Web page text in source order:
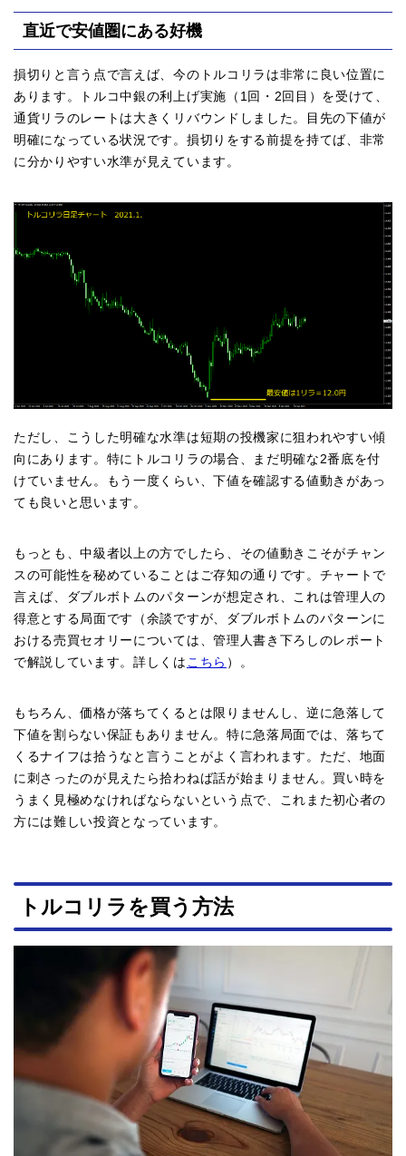
直近で安値圏にある好機
損切りと言う点で言えば、今のトルコリラは非常に良い位置に
あります。トルコ中銀の利上げ実施（1回・2回目）を受けて、
通貨リラのレートは大きくリバウンドしました。目先の下値が
明確になっている状況です。損切りをする前提を持てば、非常
に分かりやすい水準が見えています。
ただし、こうした明確な水準は短期の投機家に狙われやすい傾
向にあります。特にトルコリラの場合、まだ明確な2番底を付
けていません。もう一度くらい、下値を確認する値動きがあっ
ても良いと思います。
もっとも、中級者以上の方でしたら、その値動きこそがチャン
スの可能性を秘めていることはご存知の通りです。チャートで
言えば、ダブルボトムのパターンが想定され、これは管理人の
得意とする局面です（余談ですが、ダブルボトムのパターンに
おける売買セオリーについては、管理人書き下ろしのレポート
で解説しています。詳しくは こちら ）。
もちろん、価格が落ちてくるとは限りませんし、逆に急落して
下値を割らない保証もありません。特に急落局面では、落ちて
くるナイフは拾うなと言うことがよく言われます。ただ、地面
に刺さったのが見えたら拾わねば話が始まりません。買い時を
うまく見極めなければならないという点で、これまた初心者の
方には難しい投資となっています。
トルコリラを買う方法